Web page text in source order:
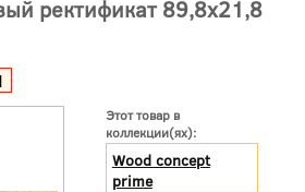
ректификат 89,8x21,8
Этот товар в
коллекции(ях):
Wood concept
prime